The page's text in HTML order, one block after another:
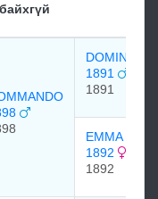
DOMINO
1891
1891
EMMA C
1892
1892